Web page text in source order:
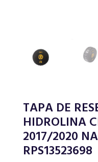
TAPA DE
HIDROLINA
2017/2020
RPS13523698